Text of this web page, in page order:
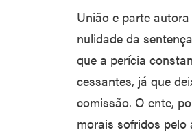
União e parte
nulidade da
que a perícia
cessantes, já que
comissão. O ente,
morais sofridos